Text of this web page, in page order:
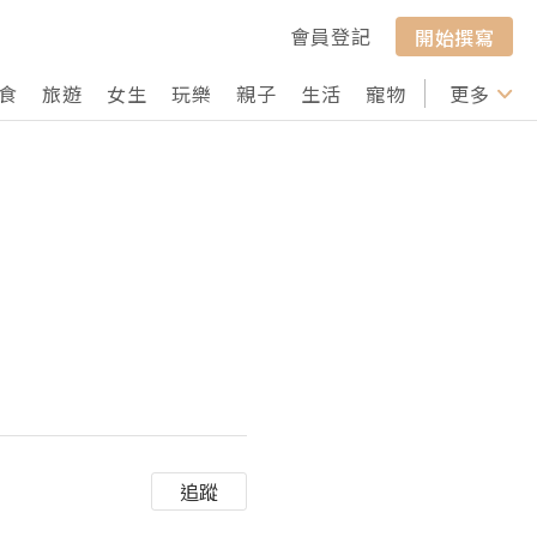
會員登記
開始撰寫
旅遊 女生 玩樂 親子 生活 寵物 行山 打卡
更多
追蹤